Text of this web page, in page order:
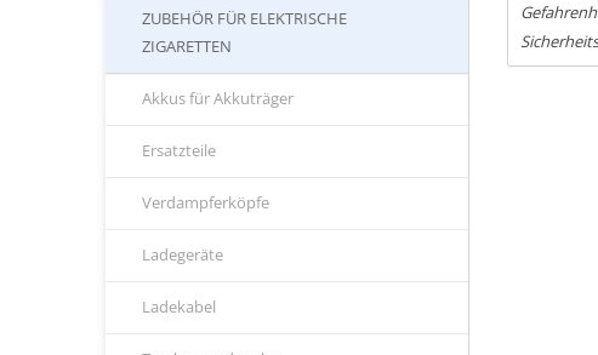
ZUBEHÖR FÜR ELEKTRISCHE
ZIGARETTEN
Akkus für Akkuträger
Ersatzteile
Verdampferköpfe
Ladegeräte
Ladekabel